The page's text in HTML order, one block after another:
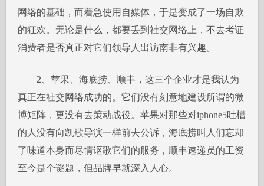
网络的基础，而着急使用自媒体，于是变成了一场自欺
的狂欢。无论是什么，都要丢到社交网络上，不去考证
消费者是否真正对它们领导人出访南非有兴趣。
2、苹果、海底捞、顺丰，这三个企业才是我认为
真正在社交网络成功的。它们没有刻意地建设所谓的微
博矩阵，更没有去策动战役。苹果对那些对iphone5吐槽
的人没有向凯歌导演一样前去公诉，海底捞叫人们忘却
了味道本身而尽情讴歌它们的服务，顺丰速递员的工资
至今是个谜题，但品牌早就深入人心。